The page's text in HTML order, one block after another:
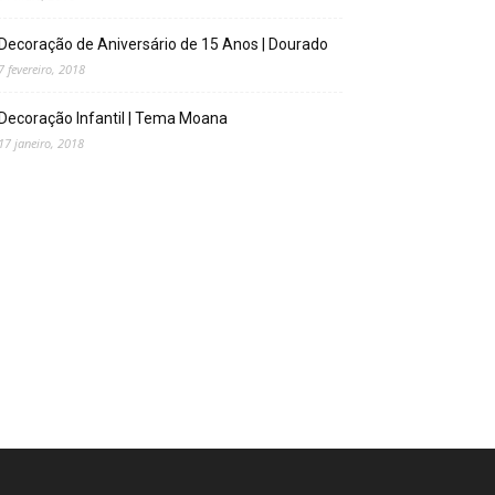
Decoração de Aniversário de 15 Anos | Dourado
7 fevereiro, 2018
Decoração Infantil | Tema Moana
17 janeiro, 2018